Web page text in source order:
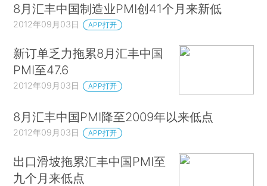
8月汇丰中国制造业PMI创41个月来新低
2012年09月03日 APP打开
新订单乏力拖累8月汇丰中国
PMI至47.6
2012年09月03日 APP打开
8月汇丰中国PMI降至2009年以来低点
2012年09月03日 APP打开
出口滑坡拖累汇丰中国PMI至
九个月来低点